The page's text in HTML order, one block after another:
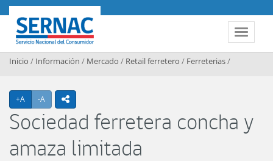
Contenido principal
Toggle
SERNAC
Inicio / Información / Mercado / Retail ferretero / Ferreterias/
+A Agrandar texto
-A Achicar textoicono compartir
Sociedad ferretera concha y
amaza limitada